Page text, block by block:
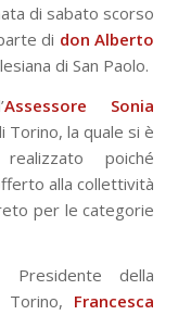
di sabato scorso
di don Alberto
di San Paolo.
Assessore Sonia
Torino, la quale si è
poiché
alla collettività
per le categorie
della
Torino, Francesca